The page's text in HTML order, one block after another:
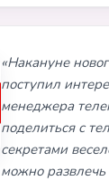
«Накануне
поступил
менеджера
поделиться с
секретами
можно развлечь